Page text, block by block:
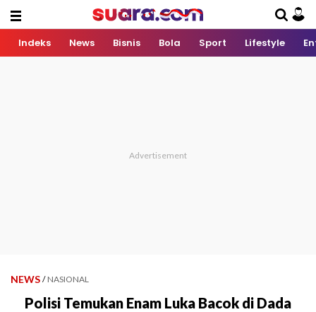
Indeks News Bisnis Bola Sport Lifestyle
NEWS / NASIONAL
Polisi Temukan Enam Luka Bacok di Dada